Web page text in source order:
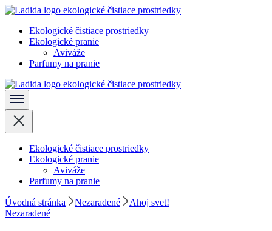
Skočiť
obsah
(stlačte
Ladida
Ekologické čistiace prostriedky
Ekologické pranie
Aviváže
Parfumy na pranie
Ladida
Ekologické čistiace prostriedky
Ekologické pranie
Aviváže
Parfumy na pranie
Úvodná stránka Nezaradené
Ahoj svet!
Nezaradené